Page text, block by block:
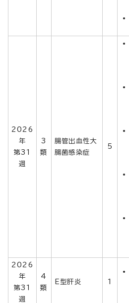
2026
年
第31
週
3
類
腸管出血性大
腸菌感染症
5
2026
年
第31
週
4
類
E型肝炎 1